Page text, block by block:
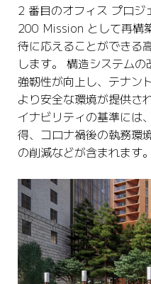
2 番目のオフィス プロジ
200 Mission として再構
待に応えることができる
します。 構造システム
強靭性が向上し、テナン
より安全な環境が提供さ
イナビリティの基準には
得、コロナ禍後の執務環
の削減などが含まれます。